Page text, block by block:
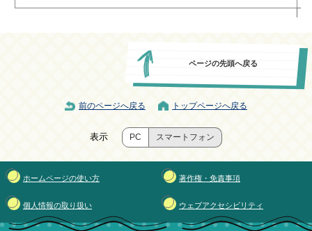
ページの先頭へ戻る
前のページへ戻る トップページへ戻る
表示 PC スマートフォン
ホームページの使い方 著作権・免責事項
個人情報の取り扱い ウェブアクセシビリティ